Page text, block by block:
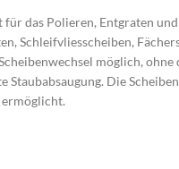
das Polieren, Entgraten
Schleifvliesscheiben,
möglich,
Die
ermöglicht.